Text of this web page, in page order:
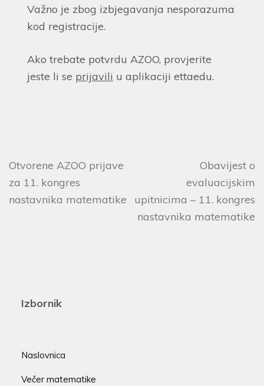
Važno je zbog izbjegavanja nesporazuma
kod registracije.
Ako trebate potvrdu AZOO, provjerite
jeste li se prijavili u aplikaciji ettaedu.
Otvorene AZOO prijave
za 11. kongres
nastavnika matematike
Obavijest o
evaluacijskim
upitnicima – 11. kongres
nastavnika matematike
Izbornik
Naslovnica
Večer matematike